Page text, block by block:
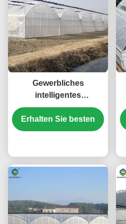
Gewerbliches
intelligentes
Gewächshaus
Kontinuierliches Skelett
Gemüseschloss
Erhalten Sie besten